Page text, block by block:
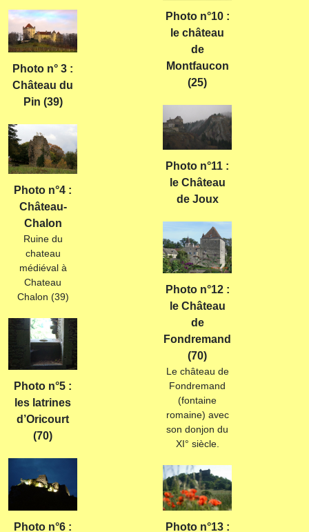
Photo n° 3 :
Château du
Pin (39)
Photo n°4 :
Château-
Chalon
Ruine du
chateau
médiéval à
Chateau
Chalon (39)
Photo n°5 :
les latrines
d’Oricourt
(70)
Photo n°6 :
Photo n°10 :
le château
de
Montfaucon
(25)
Photo n°11 :
le Château
de Joux
Photo n°12 :
le Château
de
Fondremand
(70)
Le château de
Fondremand
(fontaine
romaine) avec
son donjon du
XI° siècle.
Photo n°13 :